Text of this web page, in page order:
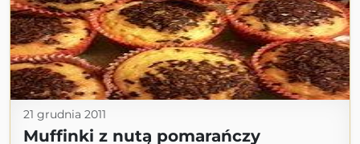
21 grudnia 2011
Muffinki z nutą pomarańczy